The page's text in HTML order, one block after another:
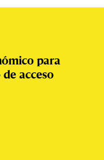
para
acceso